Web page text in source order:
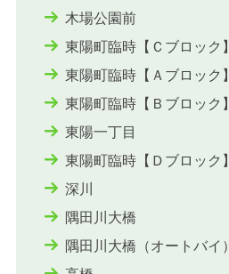
木場公園前
東陽町臨時【Ｃブロック】
東陽町臨時【Ａブロック】
東陽町臨時【Ｂブロック】
東陽一丁目
東陽町臨時【Ｄブロック】
深川
隅田川大橋
隅田川大橋（オートバイ）